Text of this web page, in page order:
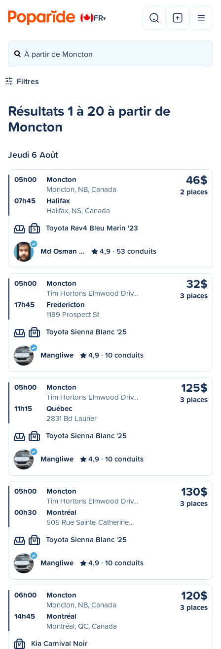
FR▾
À partir de Moncton
Filtres
Résultats 1 à 20 à partir de
Moncton
Jeudi 6 Août
05h00
Moncton
Moncton, NB, Canada
07h45
Halifax
Halifax, NS, Canada
46$
2 places
S Toyota Rav4 Bleu Marin '23
Md Osman … 4,9 53 conduits
05h00
Moncton
Tim Hortons Elmwood Driv…
17h45
Fredericton
1189 Prospect St
32$
3 places
M Toyota Sienna Blanc '25
Mangliwe 4,9 10 conduits
05h00
Moncton
Tim Hortons Elmwood Driv…
11h15
Québec
2831 Bd Laurier
125$
3 places
M Toyota Sienna Blanc '25
Mangliwe 4,9 10 conduits
05h00
Moncton
Tim Hortons Elmwood Driv…
00h30
Montréal
505 Rue Sainte-Catherine…
130$
3 places
M Toyota Sienna Blanc '25
Mangliwe 4,9 10 conduits
06h00
Moncton
Moncton, NB, Canada
14h45
Montréal
Montréal, QC, Canada
120$
3 places
M Kia Carnival Noir